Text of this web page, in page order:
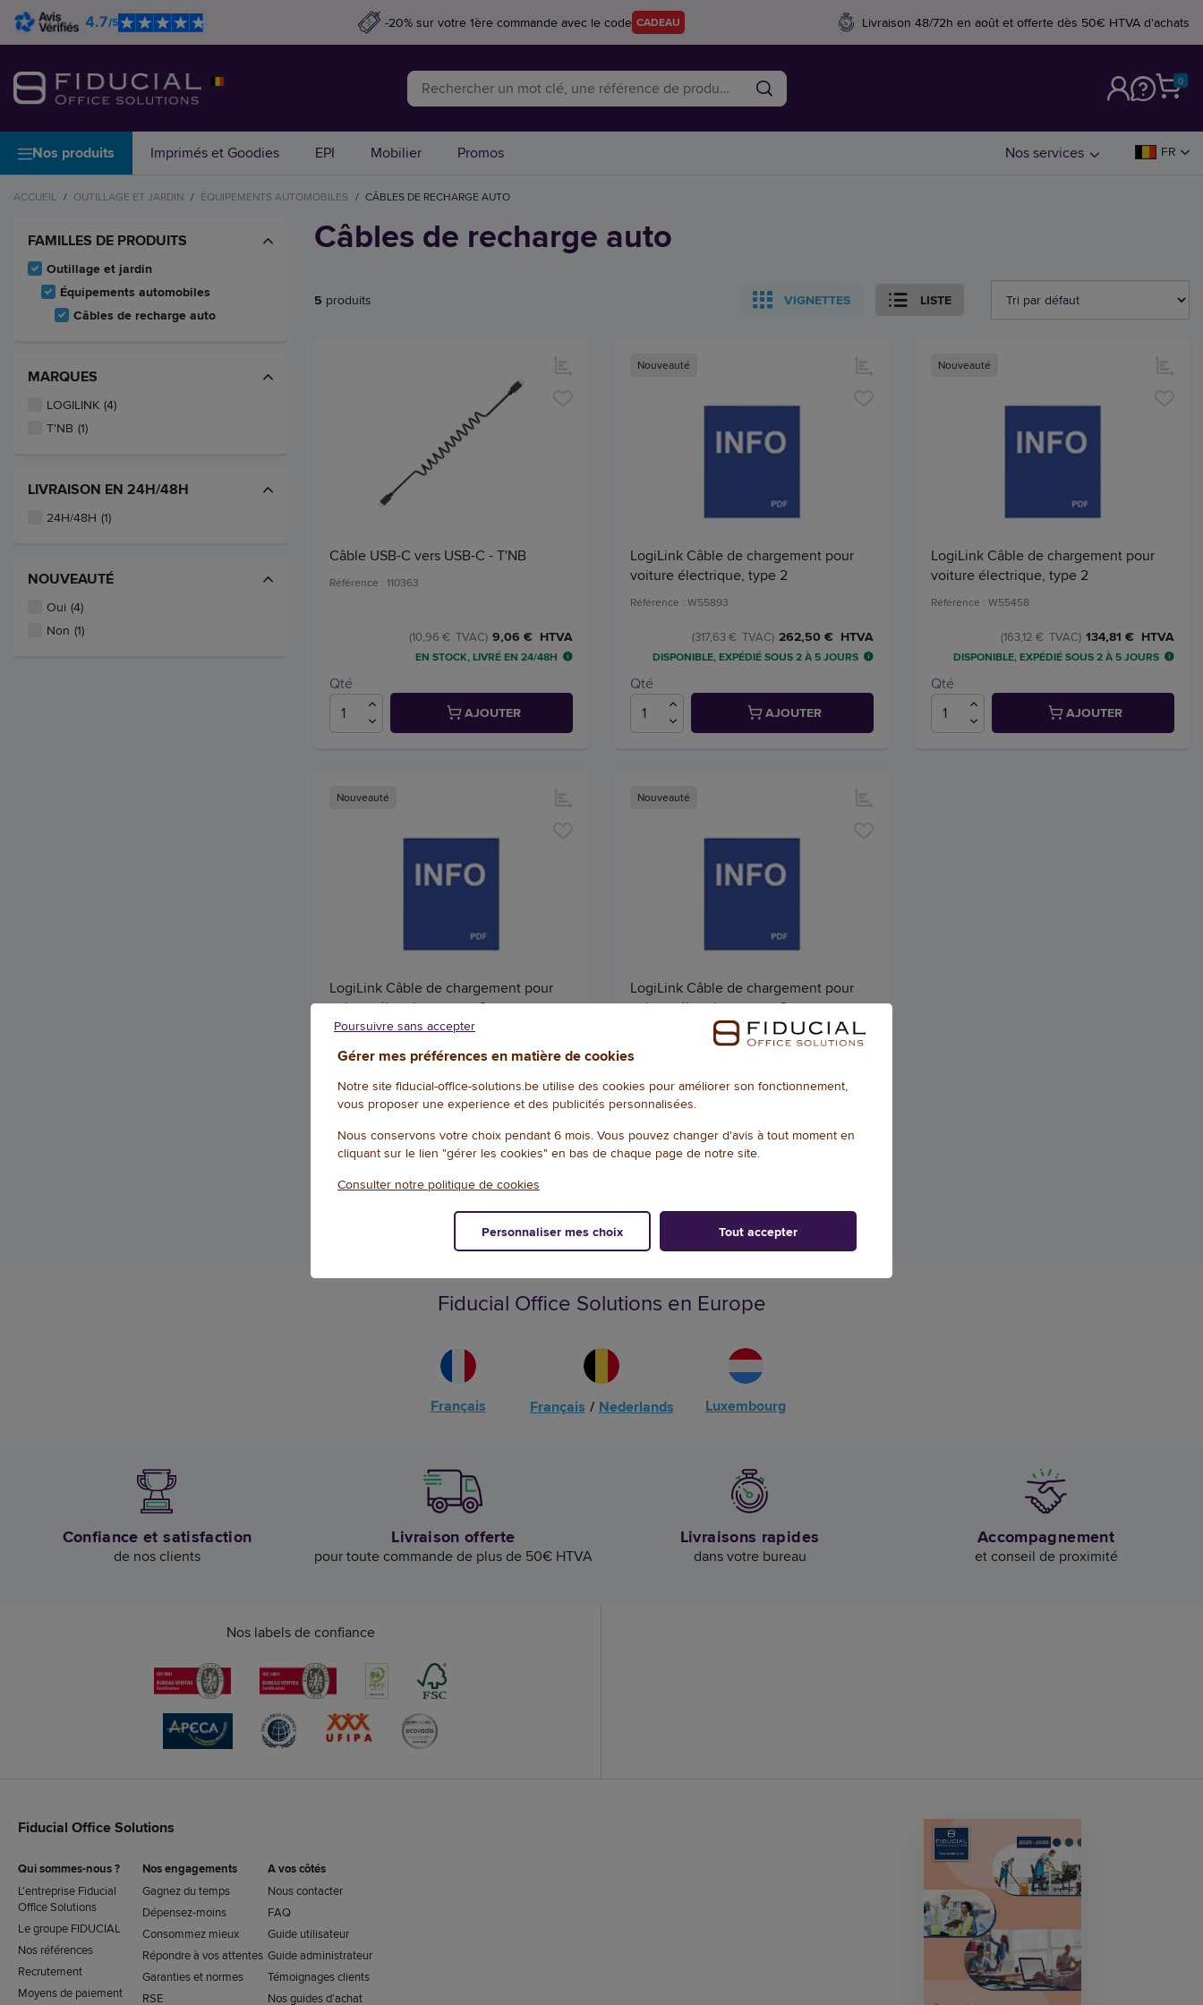
4.7/5 -20% sur votre 1ère commande avec le code CADEAU Livraison 48/72h en août et offerte dès 50€ HTVA d'achats
0
Nos produits Imprimés et Goodies EPI Mobilier Promos Nos services FR
ACCUEIL / OUTILLAGE ET JARDIN / ÉQUIPEMENTS AUTOMOBILES / CÂBLES DE RECHARGE AUTO
FAMILLES DE PRODUITS
Outillage et jardin
Équipements automobiles
Câbles de recharge auto
MARQUES
LOGILINK (4)
T'NB (1)
LIVRAISON EN 24H/48H
24H/48H (1)
NOUVEAUTÉ
Oui (4)
Non (1)
Câbles de recharge auto
5 produits VIGNETTES LISTE
Câble USB-C vers USB-C - T'NB
Référence : 110363
9,06 € HTVA
(10,96 € TVAC)
EN STOCK, LIVRÉ EN 24/48H
Qté
AJOUTER
Nouveauté
LogiLink Câble de chargement pour
voiture électrique, type 2
Référence : W55893
262,50 € HTVA
(317,63 € TVAC)
DISPONIBLE, EXPÉDIÉ SOUS 2 À 5 JOURS
Qté
AJOUTER
Nouveauté
LogiLink Câble de chargement pour
voiture électrique, type 2
Référence : W55458
134,81 € HTVA
(163,12 € TVAC)
DISPONIBLE, EXPÉDIÉ SOUS 2 À 5 JOURS
Qté
AJOUTER
Nouveauté
LogiLink Câble de chargement pour
voiture électrique, type 2
Référence : W55811
DISPONIBLE, EXPÉDIÉ SOUS 2 À 5 JOURS
AJOUTER
Nouveauté
LogiLink Câble de chargement pour
voiture électrique, type 2
Référence : W55737
DISPONIBLE, EXPÉDIÉ SOUS 2 À 5 JOURS
AJOUTER
Fiducial Office Solutions en Europe
Français Français / Nederlands Luxembourg
Confiance et satisfaction
de nos clients
Livraison offerte
pour toute commande de plus de 50€ HTVA
Livraisons rapides
dans votre bureau
Accompagnement
et conseil de proximité
Nos labels de confiance
Fiducial Office Solutions
Qui sommes-nous ?
L'entreprise Fiducial
Office Solutions
Le groupe FIDUCIAL
Nos références
Recrutement
Moyens de paiement
Nos engagements
Gagnez du temps
Dépensez-moins
Consommez mieux
Répondre à vos attentes
Garanties et normes
RSE
A vos côtés
Nous contacter
FAQ
Guide utilisateur
Guide administrateur
Témoignages clients
Nos guides d'achat
Gérer mes préférences en matière de cookies
Notre site fiducial-office-solutions.be utilise des cookies pour améliorer son fonctionnement,
vous proposer une experience et des publicités personnalisées.
Nous conservons votre choix pendant 6 mois. Vous pouvez changer d'avis à tout moment en
cliquant sur le lien "gérer les cookies" en bas de chaque page de notre site.
Consulter notre politique de cookies
Poursuivre sans accepter
Personnaliser mes choix Tout accepter